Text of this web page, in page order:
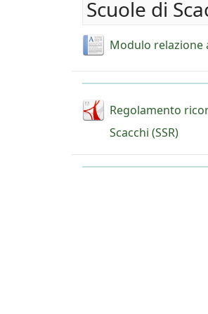
Scuole di
Modulo relazione
Regolamento
Scacchi (SSR)